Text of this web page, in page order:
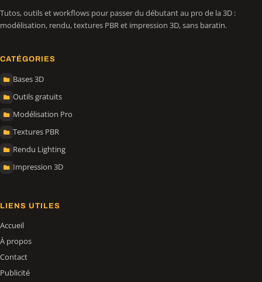
Tutos, outils et workflows pour passer du débutant au pro de la 3D :
modélisation, rendu, textures PBR et impression 3D, sans baratin.
CATÉGORIES
Bases 3D
Outils gratuits
Modélisation Pro
Textures PBR
Rendu Lighting
Impression 3D
LIENS UTILES
Accueil
À propos
Contact
Publicité